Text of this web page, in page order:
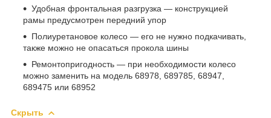
Удобная фронтальная разгрузка — конструкцией
рамы предусмотрен передний упор
Полиуретановое колесо — его не нужно подкачивать,
также можно не опасаться прокола шины
Ремонтопригодность — при необходимости колесо
можно заменить на модель 68978, 689785, 68947,
689475 или 68952
Скрыть